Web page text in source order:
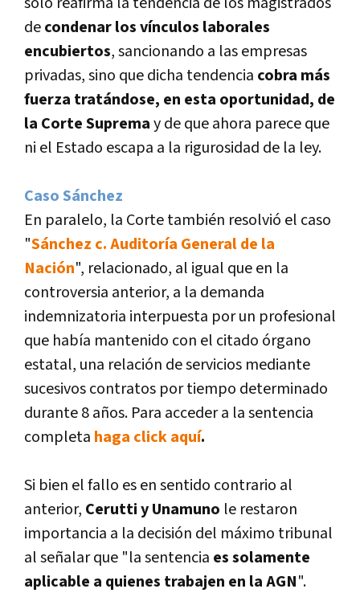
decondenar los vínculos laborales
encubiertos, sancionando a las empresas
privadas, sino que dicha tendencia cobra más
fuerza tratándose, en esta oportunidad, de
la Corte Supremay de que ahora parece que
ni el Estado escapa a la rigurosidad de la ley.
Caso Sánchez
En paralelo, la Corte también resolvió el caso
"Sánchez c. Auditoría General de la
Nación", relacionado, al igual que en la
controversia anterior, a la demanda
indemnizatoria interpuesta por un profesional
que había mantenido con el citado órgano
estatal, una relación de servicios mediante
sucesivos contratos por tiempo determinado
durante 8 años. Para acceder a la sentencia
completa haga click aquí.
Si bien el fallo es en sentido contrario al
anterior, Cerutti y Unamuno le restaron
importancia a la decisión del máximo tribunal
al señalar que "la sentencia es solamente
aplicable a quienes trabajen en la AGN".